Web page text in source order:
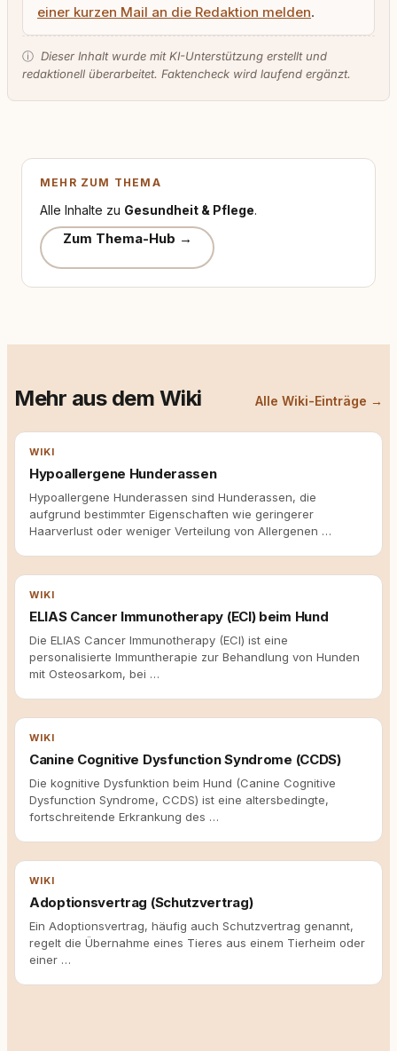
einer kurzen Mail an die Redaktion melden.
ⓘ Dieser Inhalt wurde mit KI-Unterstützung erstellt und
redaktionell überarbeitet. Faktencheck wird laufend ergänzt.
MEHR ZUM THEMA
Alle Inhalte zu Gesundheit & Pflege.
Zum Thema-Hub →
Mehr aus dem Wiki Alle Wiki-Einträge →
WIKI
Hypoallergene Hunderassen
Hypoallergene Hunderassen sind Hunderassen, die
aufgrund bestimmter Eigenschaften wie geringerer
Haarverlust oder weniger Verteilung von Allergenen …
WIKI
ELIAS Cancer Immunotherapy (ECI) beim Hund
Die ELIAS Cancer Immunotherapy (ECI) ist eine
personalisierte Immuntherapie zur Behandlung von Hunden
mit Osteosarkom, bei …
WIKI
Canine Cognitive Dysfunction Syndrome (CCDS)
Die kognitive Dysfunktion beim Hund (Canine Cognitive
Dysfunction Syndrome, CCDS) ist eine altersbedingte,
fortschreitende Erkrankung des …
WIKI
Adoptionsvertrag (Schutzvertrag)
Ein Adoptionsvertrag, häufig auch Schutzvertrag genannt,
regelt die Übernahme eines Tieres aus einem Tierheim oder
einer …